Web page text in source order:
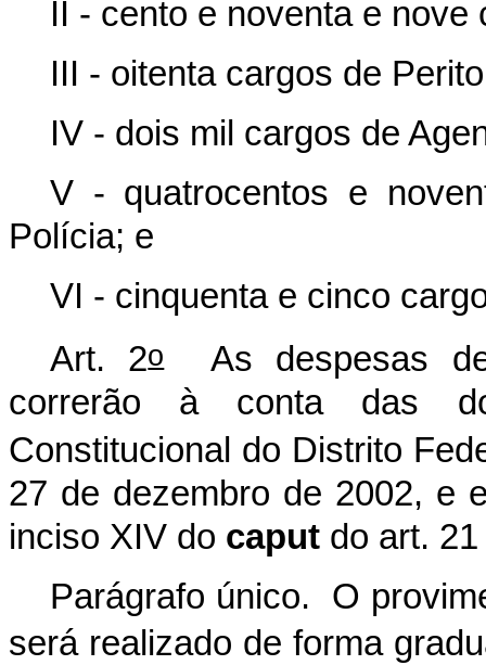
II - cento e noventa e
III - oitenta cargos de
IV - dois mil cargos de
V - quatrocentos e
Polícia; e
VI - cinquenta e cinco
Art. 2oAs despesas
correrão à conta das
Constitucional do Distrito
27 de dezembro de 2002, e
inciso XIV do caput do art.
Parágrafo único. O
será realizado de forma